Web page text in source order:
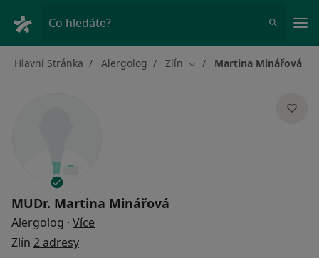
Co hledáte?
Hlavní Stránka Alergolog Zlín Změna města
Martina Minářová
MUDr. Martina Minářová
Alergolog · Více
Zlín 2 adresy